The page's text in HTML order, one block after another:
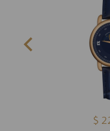
$